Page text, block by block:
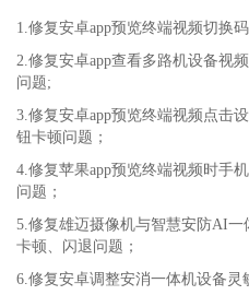
1.修复安卓app预览终端视频切换
2.修复安卓app查看多路机设备视
问题;
3.修复安卓app预览终端视频点击
钮卡顿问题；
4.修复苹果app预览终端视频时手
问题；
5.修复雄迈摄像机与智慧安防AI
卡顿、闪退问题；
6.修复安卓调整安消一体机设备灵